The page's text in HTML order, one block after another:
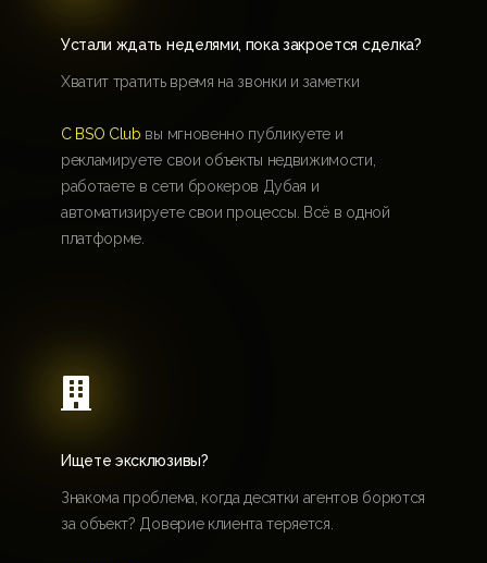
Устали ждать неделями, пока закроется сделка?
Хватит тратить время на звонки и заметки
С BSO Club вы мгновенно публикуете и
рекламируете свои объекты недвижимости,
работаете в сети брокеров Дубая и
автоматизируете свои процессы. Всё в одной
платформе.

Ищете эксклюзивы?
Знакома проблема, когда десятки агентов борются
за объект? Доверие клиента теряется.